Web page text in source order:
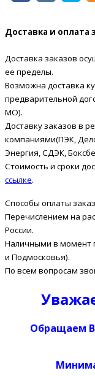
Доставка и оплата
Доставка заказов
ее пределы.
Возможна доставка
предварительной
МО).
Доставку заказов в
компаниями(ПЭК,
Энергия, СДЭК,
Стоимость и сроки
ссылке.
Способы оплаты
Перечислением на
России.
Наличными в момент
и Подмосковья).
По всем вопросам
Обращаем